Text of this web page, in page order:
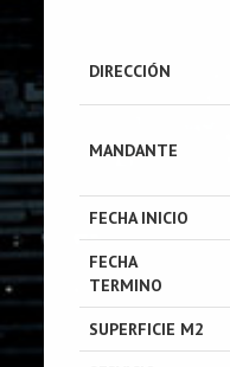
DIRECCIÓN
MANDANTE
FECHA INICIO
FECHA
TERMINO
SUPERFICIE M2